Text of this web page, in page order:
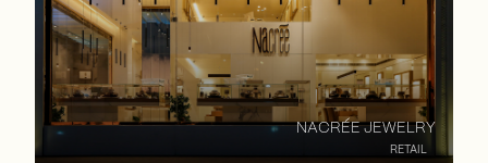
NACRÉE JEWELRY
RETAIL